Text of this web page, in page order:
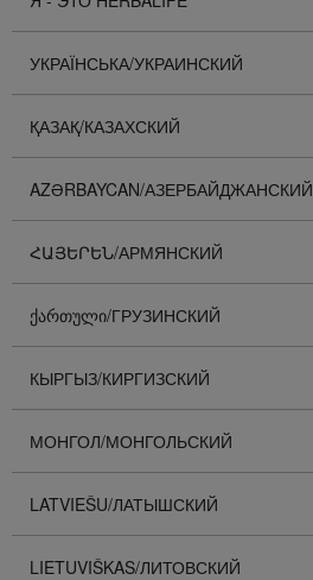
УКРАЇНСЬКА/УКРАИНСКИЙ
ҚАЗАҚ/КАЗАХСКИЙ
AZƏRBAYCAN/АЗЕРБАЙДЖАНСКИЙ
ՀԱՅԵՐԵՆ/АРМЯНСКИЙ
ᲥᲐᲠᲗᲣᲚᲘ/ГРУЗИНСКИЙ
КЫРГЫЗ/КИРГИЗСКИЙ
МОНГОЛ/МОНГОЛЬСКИЙ
LATVIEŠU/ЛАТЫШСКИЙ
LIETUVIŠKAS/ЛИТОВСКИЙ